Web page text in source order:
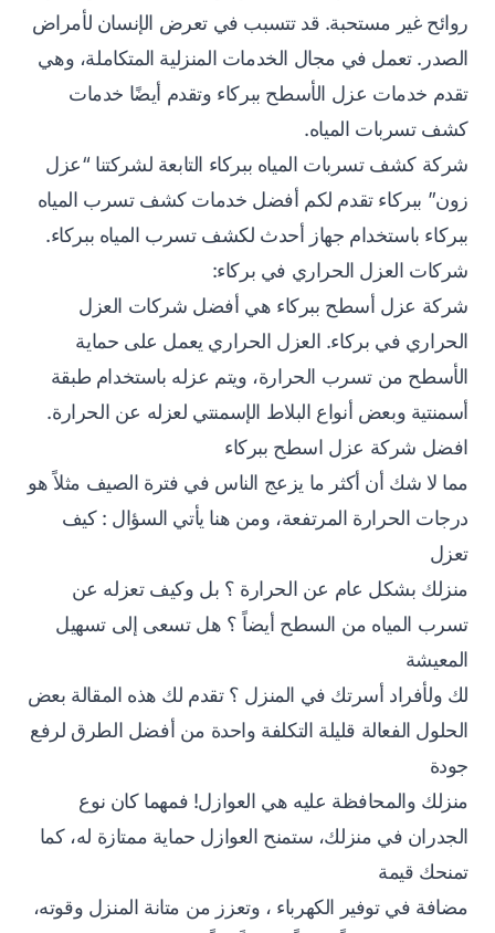
روائح غير مستحبة. قد تتسبب في تعرض الإنسان لأمراض
الصدر. تعمل في مجال الخدمات المنزلية المتكاملة، وهي
تقدم خدمات عزل الأسطح ببركاء وتقدم أيضًا خدمات
كشف تسربات المياه.
شركة كشف تسربات المياه ببركاء التابعة لشركتنا “عزل
زون” ببركاء تقدم لكم أفضل خدمات كشف تسرب المياه
ببركاء باستخدام جهاز أحدث لكشف تسرب المياه ببركاء.
شركات العزل الحراري في بركاء:
شركة عزل أسطح ببركاء هي أفضل شركات العزل
الحراري في بركاء. العزل الحراري يعمل على حماية
الأسطح من تسرب الحرارة، ويتم عزله باستخدام طبقة
أسمنتية وبعض أنواع البلاط الإسمنتي لعزله عن الحرارة.
افضل شركة عزل اسطح ببركاء
مما لا شك أن أكثر ما يزعج الناس في فترة الصيف مثلاً هو
درجات الحرارة المرتفعة، ومن هنا يأتي السؤال : كيف
تعزل
منزلك بشكل عام عن الحرارة ؟ بل وكيف تعزله عن
تسرب المياه من السطح أيضاً ؟ هل تسعى إلى تسهيل
المعيشة
لك ولأفراد أسرتك في المنزل ؟ تقدم لك هذه المقالة بعض
الحلول الفعالة قليلة التكلفة واحدة من أفضل الطرق لرفع
جودة
منزلك والمحافظة عليه هي العوازل! فمهما كان نوع
الجدران في منزلك، ستمنح العوازل حماية ممتازة له، كما
تمنحك قيمة
مضافة في توفير الكهرباء ، وتعزز من متانة المنزل وقوته،